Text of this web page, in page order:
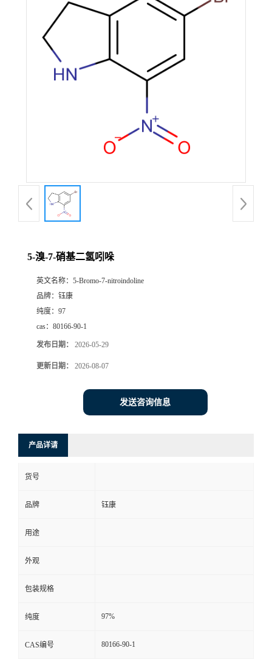
5-溴-7-硝基二氢吲哚
英文名称： 5-Bromo-7-nitroindoline
品牌： 钰康
纯度： 97
cas： 80166-90-1
发布日期： 2026-05-29
更新日期： 2026-08-07
发送咨询信息
产品详请
货号
品牌 钰康
用途
外观
包装规格
纯度 97%
CAS编号 80166-90-1